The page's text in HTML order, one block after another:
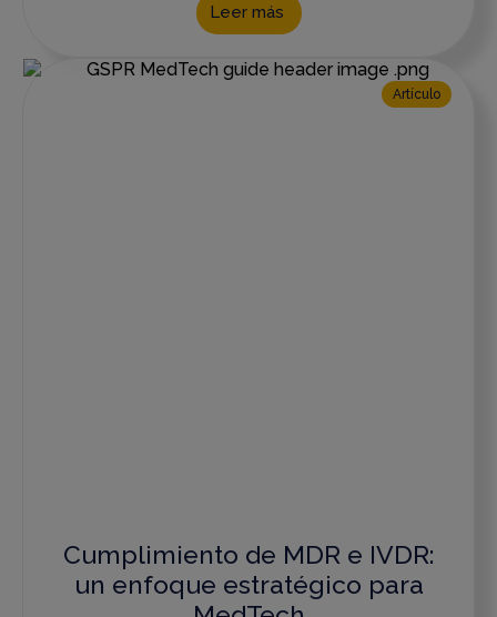
Leer más
Artículo
Cumplimiento de MDR e IVDR:
un enfoque estratégico para